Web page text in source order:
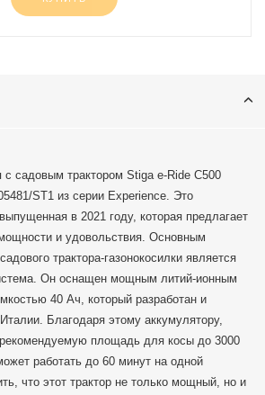
с садовым трактором Stiga e-Ride C500
ST1 из серии Experience. Это
в 2021 году, которая предлагает
и удовольствия. Основным
трактора-газонокосилки является
Он оснащен мощным литий-ионным
40 Ач, который разработан и
Благодаря этому аккумулятору,
рекомендуемую площадь для косы до 3000
работать до 60 минут на одной
что этот трактор не только мощный, но и